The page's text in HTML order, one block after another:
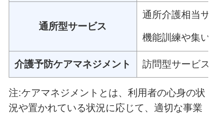
通所型サービス
通所介護相当サ
機能訓練や集い
介護予防ケアマネジメント 訪問型サービス
注:ケアマネジメントとは、利用者の心身の状
況や置かれている状況に応じて、適切な事業